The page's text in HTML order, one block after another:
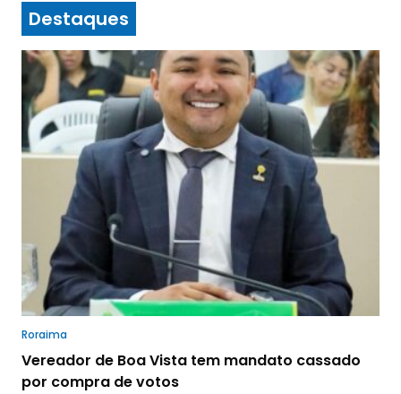
Destaques
Roraima
Vereador de Boa Vista tem mandato cassado
por compra de votos